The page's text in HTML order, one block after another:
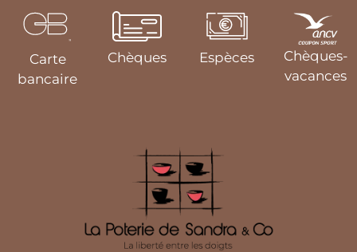
Carte
bancaire
Chèques Espèces
Chèques-
vacances